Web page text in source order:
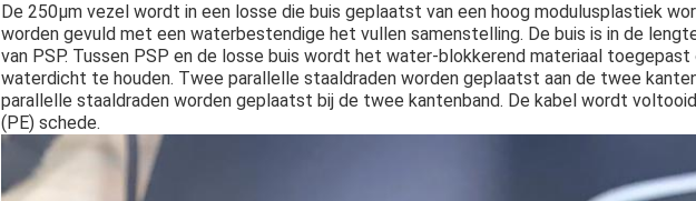
De 250μm vezel wordt in een losse die buis geplaatst van een hoog modulusplastiek
worden gevuld met een waterbestendige het vullen samenstelling. De buis is in de
van PSP. Tussen PSP en de losse buis wordt het water-blokkerend materiaal
waterdicht te houden. Twee parallelle staaldraden worden geplaatst aan de twee
parallelle staaldraden worden geplaatst bij de twee kantenband. De kabel wordt
(PE) schede.